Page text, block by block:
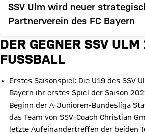
SSV Ulm wird neuer
Partnerverein des FC Bayern
DER GEGNER SSV
FUSSBALL
Erstes Saisonspiel: Die U19 des SSV
Bayern ihr erstes Spiel der Saison
Beginn der A-Junioren-Bundesliga
das Team von SSV-Coach Christian
letzte Aufeinandertreffen der beiden